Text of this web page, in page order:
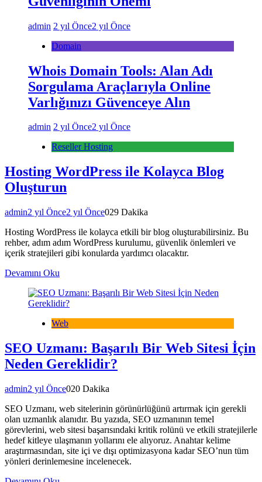
admin 2 yıl Önce2 yıl Önce
Domain
Whois Domain Tools: Alan Adı
Sorgulama Araçlarıyla Online
Varlığınızı Güvenceye Alın
admin 2 yıl Önce2 yıl Önce
Reseller Hosting
Hosting WordPress ile Kolayca Blog
Oluşturun
admin2 yıl Önce2 yıl Önce029 Dakika
Hosting WordPress ile kolayca etkili bir blog oluşturabilirsiniz. Bu
rehber, adım adım WordPress kurulumu, güvenlik önlemleri ve
içerik stratejileri gibi konularda yardımcı olacaktır.
Devamını Oku
Web
SEO Uzmanı: Başarılı Bir Web Sitesi İçin
Neden Gereklidir?
admin2 yıl Önce020 Dakika
SEO Uzmanı, web sitelerinin görünürlüğünü artırmak için gerekli
olan uzmanlık alanıdır. Bu yazıda, SEO uzmanının temel
görevlerini, web sitesi başarısındaki kritik rolünü ve etkili stratejilerle
hedef kitleye ulaşmanın yollarını ele alıyoruz. Anahtar kelime
araştırmasından, site içi ve dışı optimizasyona kadar SEO’nun tüm
yönleri derinlemesine incelenecek.